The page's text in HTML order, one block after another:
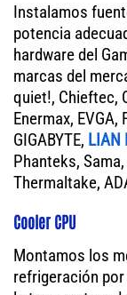
Instalamos
potencia
hardware del
marcas del
quiet!, Chieftec,
Enermax, EVGA,
GIGABYTE, LIAN
Phanteks,
Thermaltake,
Cooler CPU
Montamos los
refrigeración